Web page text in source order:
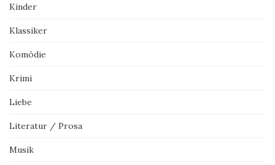
Kinder
Klassiker
Komödie
Krimi
Liebe
Literatur / Prosa
Musik